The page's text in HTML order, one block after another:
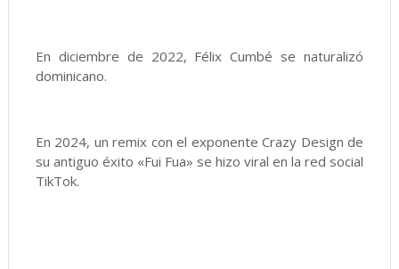
En diciembre de 2022, Félix Cumbé se naturalizó
dominicano. ​
En 2024, un remix con el exponente Crazy Design de
su antiguo éxito «Fui Fua» se hizo viral en la red social
TikTok.